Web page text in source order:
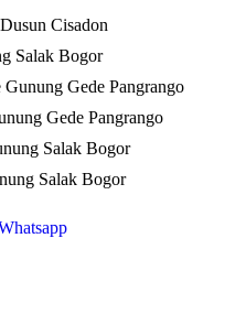
Cisadon
Salak Bogor
Gede Pangrango
Gede Pangrango
Salak Bogor
Salak Bogor